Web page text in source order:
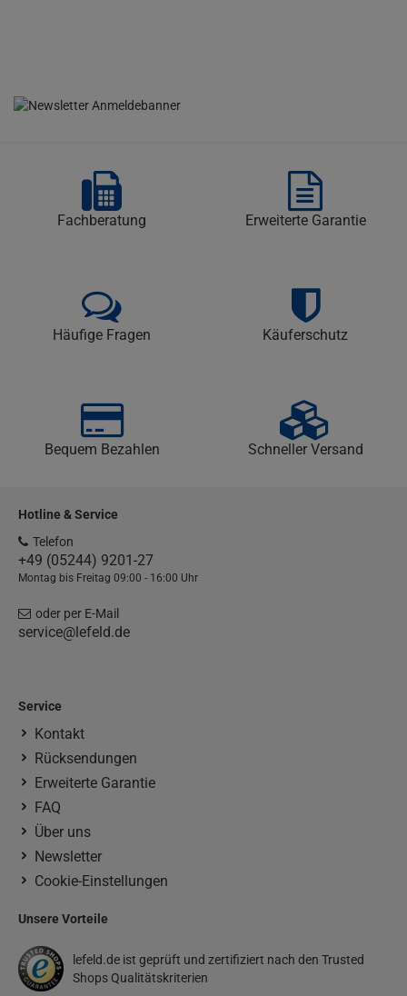
Fachberatung Erweiterte Garantie
Häufige Fragen Käuferschutz
Bequem Bezahlen Schneller Versand
Hotline & Service
Telefon
+49 (05244) 9201-27
Montag bis Freitag 09:00 - 16:00 Uhr
oder per E-Mail
service@lefeld.de
Service
Kontakt
Rücksendungen
Erweiterte Garantie
FAQ
Über uns
Newsletter
Cookie-Einstellungen
Unsere Vorteile
lefeld.de ist geprüft und zertifiziert nach den Trusted
Shops Qualitätskriterien